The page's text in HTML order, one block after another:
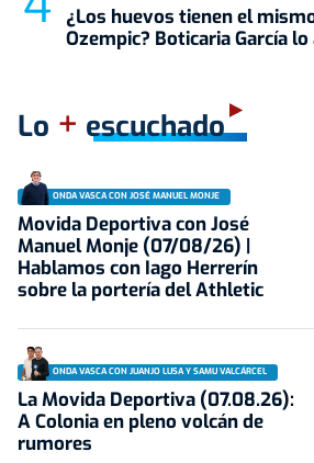
¿Los huevos tienen el
Ozempic? Boticaria García lo
Lo + escuchado
ONDA VASCA CON JOSÉ MANUEL MONJE
Movida Deportiva con José
Manuel Monje (07/08/26) |
Hablamos con Iago Herrerín
sobre la portería del Athletic
ONDA VASCA CON JUANJO LUSA Y SAMU VALCÁRCEL
La Movida Deportiva (07.08.26):
A Colonia en pleno volcán de
rumores